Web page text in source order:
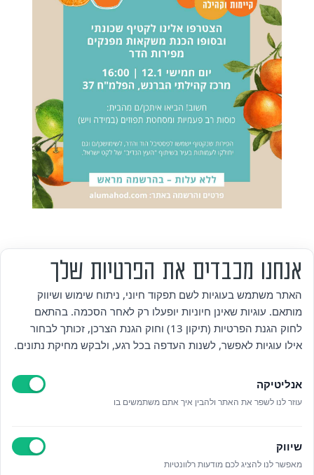
אזור אישי
מדיניות פרטיות
הצהרת נגישות
ניהול עוגיות
אנחנו מכבדים את הפרטיות שלך
האתר משתמש בעוגיות לשם תפקוד חיוני, ניתוח שימוש ושיווק
מותאם. עוגיות שאינן חיוניות יופעלו רק לאחר הסכמה. בהתאם
לחוק הגנת הפרטיות (תיקון 13) וחוק הגנת הצרכן, זכותך לבחור
אילו עוגיות לאפשר, לשנות העדפה בכל רגע, ולבקש מחיקת נתונים.
אנליטיקה
עוזר לנו לשפר את האתר ולהבין איך אתם משתמשים בו
שיווק
מאפשר לנו להציג לכם מודעות רלוונטיות